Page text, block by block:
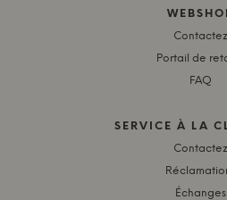
Contactez
Portail de
FAQ
SERVICE À LA
Contactez
Échanges